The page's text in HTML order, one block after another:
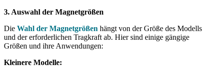
3. Auswahl der Magnetgrößen
Die Wahl der Magnetgrößen hängt von der Größe des Modells
und der erforderlichen Tragkraft ab. Hier sind einige gängige
Größen und ihre Anwendungen:
Kleinere Modelle: